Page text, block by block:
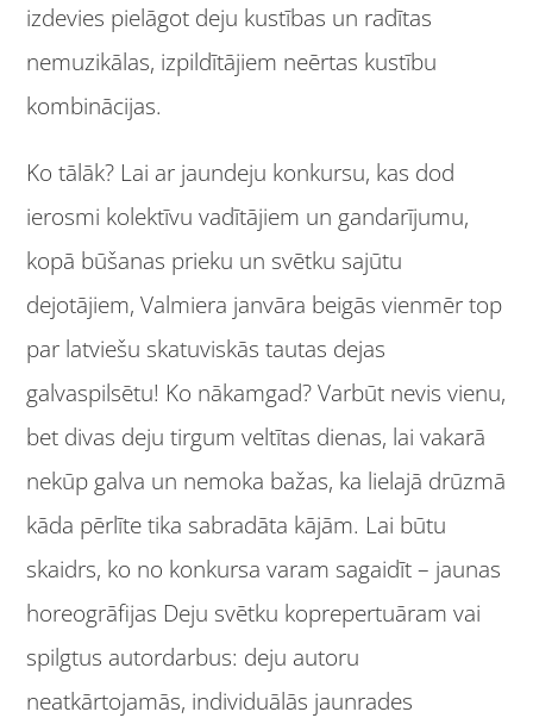
izdevies pielāgot deju kustības un radītas
nemuzikālas, izpildītājiem neērtas kustību
kombinācijas.
Ko tālāk? Lai ar jaundeju konkursu, kas dod
ierosmi kolektīvu vadītājiem un gandarījumu,
kopā būšanas prieku un svētku sajūtu
dejotājiem, Valmiera janvāra beigās vienmēr top
par latviešu skatuviskās tautas dejas
galvaspilsētu! Ko nākamgad? Varbūt nevis vienu,
bet divas deju tirgum veltītas dienas, lai vakarā
nekūp galva un nemoka bažas, ka lielajā drūzmā
kāda pērlīte tika sabradāta kājām. Lai būtu
skaidrs, ko no konkursa varam sagaidīt – jaunas
horeogrāfijas Deju svētku koprepertuāram vai
spilgtus autordarbus: deju autoru
neatkārtojamās, individuālās jaunrades